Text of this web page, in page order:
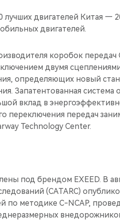
лучших двигателей Китая —
двигателей.
коробок передач
двумя
определяющих новый
Запатентованная система
вклад в
переключения передач
Technology Center.
под брендом EXEED. В
(CATARC)
по методике C-NCAP,